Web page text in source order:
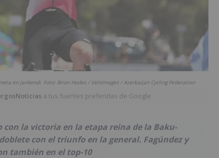
en Jankendi. Foto: Brian Hodes / VeloImages / Azerbaijan Cycling Federation
a tus fuentes preferidas de Google
con la victoria en la etapa reina de la Baku-
con el triunfo en la general. Fagúndez y
también en el top-10